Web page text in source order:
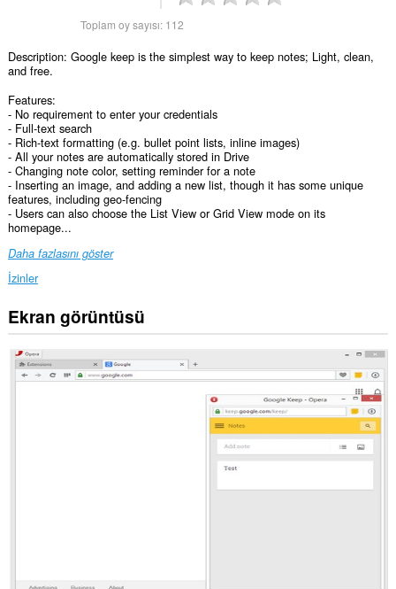
Toplam oy sayısı: 112
Description: Google keep is the simplest way to keep notes; Light, clean,
and free.
Features:
- No requirement to enter your credentials
- Full-text search
- Rich-text formatting (e.g. bullet point lists, inline images)
- All your notes are automatically stored in Drive
- Changing note color, setting reminder for a note
- Inserting an image, and adding a new list, though it has some unique
features, including geo-fencing
- Users can also choose the List View or Grid View mode on its
homepage...
Daha fazlasını göster
İzinler
Bu
eklenti,
web
sitelerindeki
verilerinize
Ekran görüntüsü